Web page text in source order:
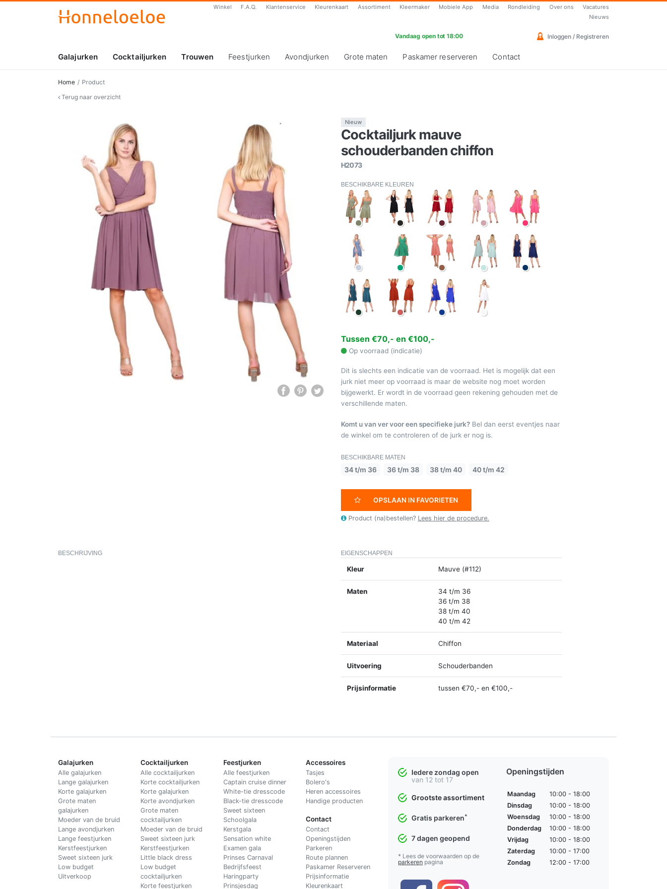
Winkel F.A.Q. Klantenservice Kleurenkaart Assortiment Kleermaker Mobiele App Media Rondleiding Over ons
Vacatures
Nieuws
Vandaag open tot 18:00 Inloggen / Registreren
Galajurken Cocktailjurken Trouwen Feestjurken Avondjurken Grote maten Paskamer reserveren Contact
Home
Product
Terug naar overzicht
Nieuw
Cocktailjurk mauve
schouderbanden chiffon
H2073
BESCHIKBARE KLEUREN
Tussen €70,- en €100,-
Op voorraad (indicatie)
Dit is slechts een indicatie van de voorraad. Het is mogelijk dat een
jurk niet meer op voorraad is maar de website nog moet worden
bijgewerkt. Er wordt in de voorraad geen rekening gehouden met de
verschillende maten.
Komt u van ver voor een specifieke jurk? Bel dan eerst eventjes naar
de winkel om te controleren of de jurk er nog is.
BESCHIKBARE MATEN
34 t/m 36 36 t/m 38 38 t/m 40 40 t/m 42
OPSLAAN IN FAVORIETEN
Product (na)bestellen? Lees hier de procedure.
BESCHRIJVING EIGENSCHAPPEN
Kleur Mauve (#112)
Maten
34 t/m 36
36 t/m 38
38 t/m 40
40 t/m 42
Materiaal Chiffon
Uitvoering Schouderbanden
Prijsinformatie tussen €70,- en €100,-
Galajurken
Alle galajurken
Lange galajurken
Korte galajurken
Grote maten
galajurken
Moeder van de bruid
Lange avondjurken
Lange feestjurken
Kerstfeestjurken
Sweet sixteen jurk
Low budget
Uitverkoop
Cocktailjurken
Alle cocktailjurken
Korte cocktailjurken
Korte galajurken
Korte avondjurken
Grote maten
cocktailjurken
Moeder van de bruid
Sweet sixteen jurk
Kerstfeestjurken
Little black dress
Low budget
cocktailjurken
Korte feestjurken
Feestjurken
Alle feestjurken
Captain cruise dinner
White-tie dresscode
Black-tie dresscode
Sweet sixteen
Schoolgala
Kerstgala
Sensation white
Examen gala
Prinses Carnaval
Bedrijfsfeest
Haringparty
Prinsjesdag
Accessoires
Tasjes
Bolero's
Heren accessoires
Handige producten
Contact
Contact
Openingstijden
Parkeren
Route plannen
Paskamer Reserveren
Prijsinformatie
Kleurenkaart
Iedere zondag open
van 12 tot 17
Grootste assortiment
Gratis parkeren*
7 dagen geopend
* Lees de voorwaarden op de
parkeren pagina
Openingstijden
Maandag
10:00 - 18:00
Dinsdag
10:00 - 18:00
Woensdag
10:00 - 18:00
Donderdag
10:00 - 18:00
Vrijdag
10:00 - 18:00
Zaterdag
10:00 - 17:00
Zondag
12:00 - 17:00